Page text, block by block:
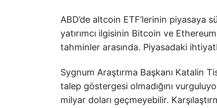
ABD’de altcoin ETF’lerinin piyasaya
yatırımcı ilgisinin Bitcoin ve
tahminler arasında. Piyasadaki
Sygnum Araştırma Başkanı Katalin
talep göstergesi olmadığını
milyar doları geçmeyebilir.